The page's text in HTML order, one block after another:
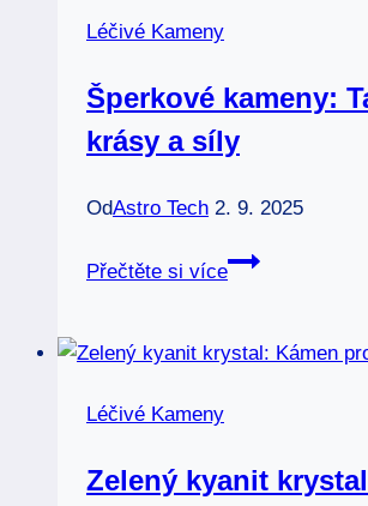
Léčivé Kameny
Šperkové kameny:
krásy a síly
OdAstro Tech 2. 9. 2025
Přečtěte si více
Šperkové
krásy
Léčivé Kameny
Zelený kyanit